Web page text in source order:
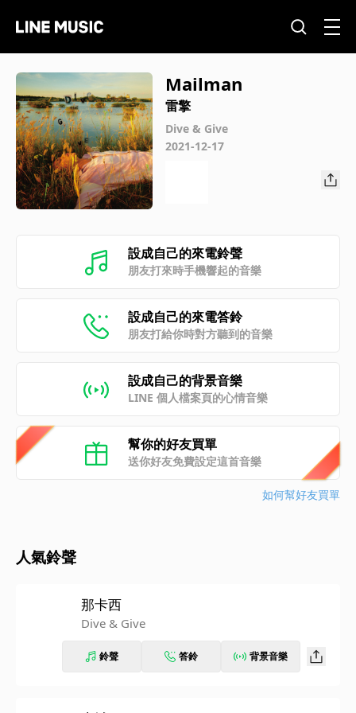
Mailman
雷擎
Dive & Give
2021-12-17
設成自己的來電鈴聲
朋友打來時手機響起的音樂
設成自己的來電答鈴
朋友打給你時對方聽到的音樂
設成自己的背景音樂
LINE 個人檔案頁的心情音樂
幫你的好友買單
送你好友免費設定這首音樂
如何幫好友買單
人氣鈴聲
那卡西
Dive & Give
鈴聲 答鈴 背景音樂